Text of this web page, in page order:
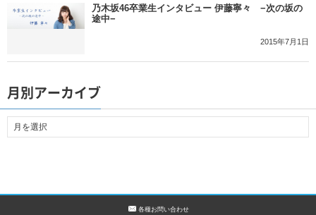
乃木坂46卒業生インタビュー 伊藤寧々 −次の坂の
途中−
2015年7月1日
月別アーカイブ
各種お問い合わせ